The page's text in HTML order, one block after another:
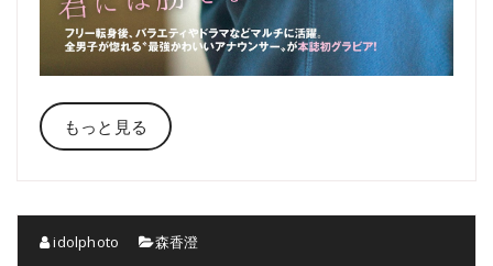
もっと見る
idolphoto 森香澄